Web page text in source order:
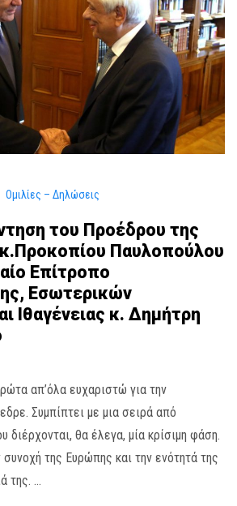
Ομιλίες – Δηλώσεις
του Προέδρου της
Παυλοπούλου
Επίτροπο
Εσωτερικών
Ιθαγένειας κ. Δημήτρη
απ’όλα ευχαριστώ για την
Συμπίπτει με μια σειρά από
διέρχονται, θα έλεγα, μία κρίσιμη φάση.
της Ευρώπης και την ενότητά της
της. …